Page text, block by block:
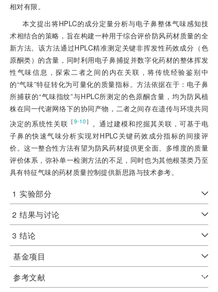
相对有限。
本文提出将HPLC的成分定量分析与电子鼻整体气味感知技
术相结合的策略，旨在构建一种用于综合评价防风药材质量的全
新方法。该方法通过HPLC精准测定关键非挥发性药效成分（色
原酮类）的含量，同时利用电子鼻捕捉并数字化药材的整体挥发
性气味信息，探索二者之间的内在关联，将传统经验鉴别中
的“气味”特征转化为可量化的质量指标。方法依据在于：电子鼻
所捕获的“气味指纹”与HPLC所测定的色原酮含量，均为防风植
株在同一代谢网络下的协同产物，二者之间存在遗传与环境共同
决定的系统性关联 ［9-10］
。通过建模和挖掘其关联，可基于电
子鼻的快速气味分析实现对HPLC关键药效成分指标的间接评
价。这一整合性方法有望为防风药材提供更全面、多维度的质量
评价体系，弥补单一检测方法的不足，同时也为其他根茎类乃至
具有特征气味的药材质量控制提供新思路与技术参考。
1 实验部分
2 结果与讨论
3 结论
基金项目
参考文献